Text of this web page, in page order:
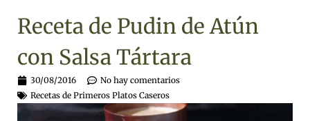
Receta de Pudin de Atún
con Salsa Tártara
30/08/2016
No hay comentarios
Recetas de Primeros Platos Caseros